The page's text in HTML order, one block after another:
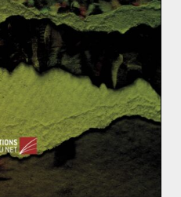
qui ont eu lieu
Pétersbourg le 1 mai.
de la population russe
par leRoskomnadzor.
principalement motivée
la liberté de
traduisent
plus profondes entre la
dans la vie privée,
menée
de la société